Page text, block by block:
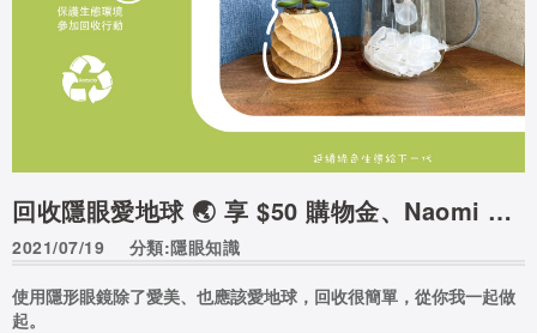
回收隱眼愛地球 🌏 享 $50 購物金、Naomi 芝聯名回收盒！
2021/07/19 分類:隱眼知識
使用隱形眼鏡除了愛美、也應該愛地球，回收很簡單，從你我一起做
起。